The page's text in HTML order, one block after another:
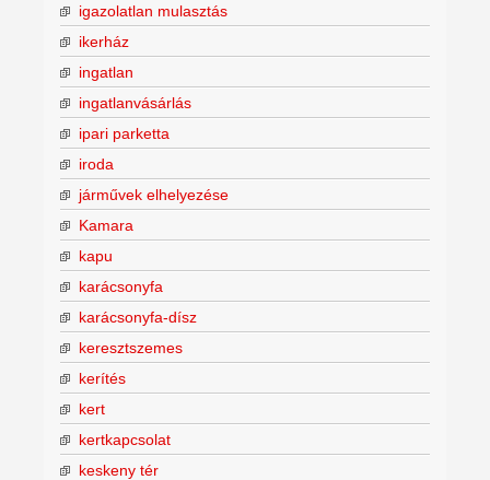
igazolatlan mulasztás
ikerház
ingatlan
ingatlanvásárlás
ipari parketta
iroda
járművek elhelyezése
Kamara
kapu
karácsonyfa
karácsonyfa-dísz
keresztszemes
kerítés
kert
kertkapcsolat
keskeny tér